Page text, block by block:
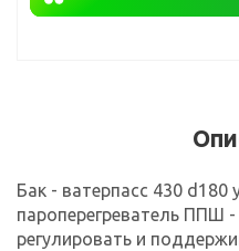
Бак - ватерпасс 430 d180
пароперегреватель ППШ
регулировать и